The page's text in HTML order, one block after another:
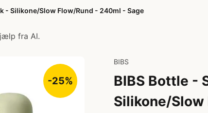
- Silikone/Slow Flow/Rund - 240ml - Sage
fra AI.
-25%
BIBS
BIBS Bottle -
Silikone/